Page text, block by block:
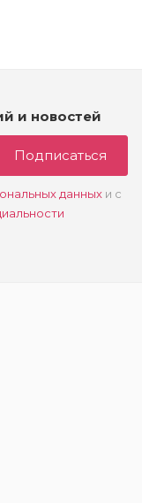
и новостей
Подписаться
данныхи с